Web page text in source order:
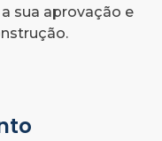
sua aprovação e